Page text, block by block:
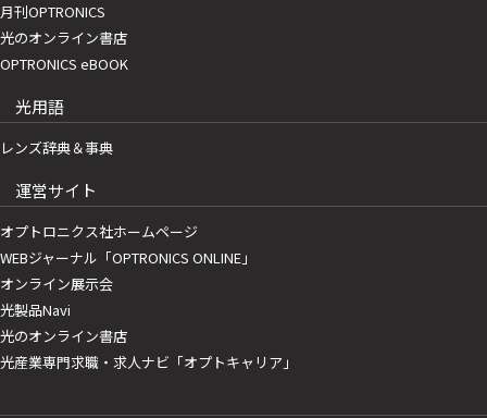
月刊OPTRONICS
光のオンライン書店
OPTRONICS eBOOK
光用語
レンズ辞典＆事典
運営サイト
オプトロニクス社ホームページ
WEBジャーナル「OPTRONICS ONLINE」
オンライン展示会
光製品Navi
光のオンライン書店
光産業専門求職・求人ナビ「オプトキャリア」